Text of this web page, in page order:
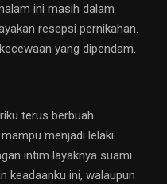
ini masih dalam
resepsi pernikahan.
yang dipendam.
terus berbuah
menjadi lelaki
intim layaknya suami
keadaanku ini, walaupun